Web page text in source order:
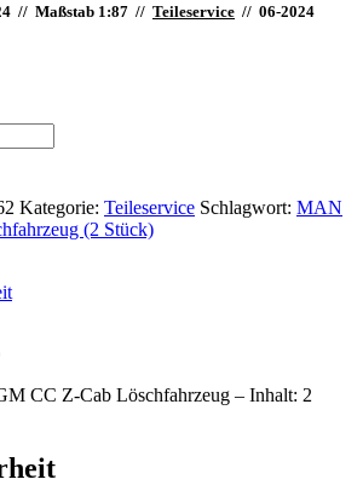
// Maßstab 1:87 // Teileservice // 06-2024
Kategorie: Teileservice Schlagwort: MAN
(2 Stück)
CC Z-Cab Löschfahrzeug – Inhalt: 2